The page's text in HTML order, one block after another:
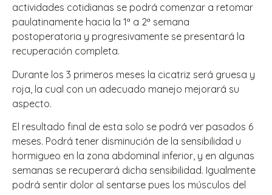
actividades cotidianas se podrá comenzar a retomar
paulatinamente hacia la 1ª a 2ª semana
postoperatoria y progresivamente se presentará la
recuperación completa.
Durante los 3 primeros meses la cicatriz será gruesa y
roja, la cual con un adecuado manejo mejorará su
aspecto.
El resultado final de esta solo se podrá ver pasados 6
meses. Podrá tener disminución de la sensibilidad u
hormigueo en la zona abdominal inferior, y en algunas
semanas se recuperará dicha sensibilidad. Igualmente
podrá sentir dolor al sentarse pues los músculos del